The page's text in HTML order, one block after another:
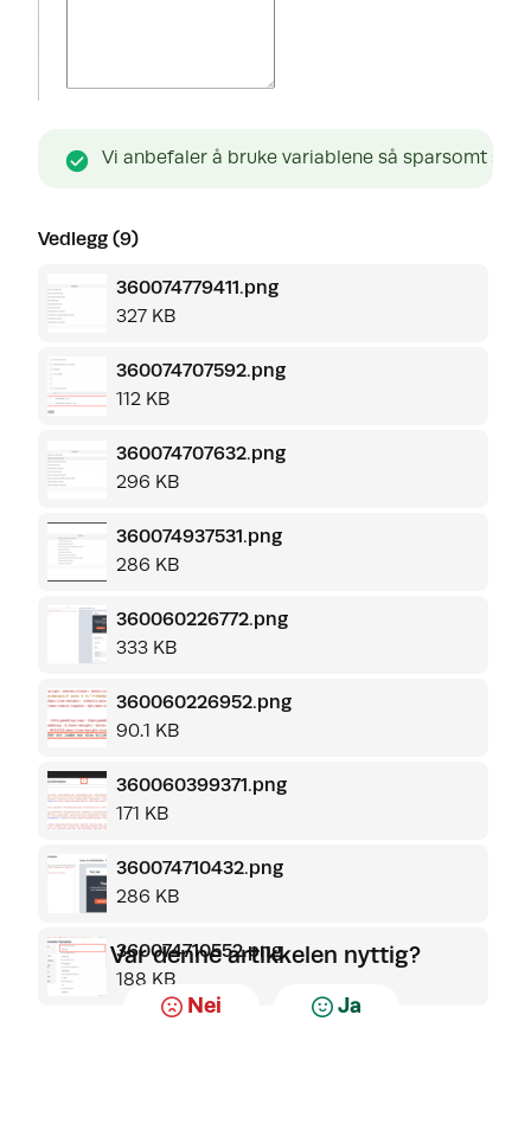
Vi anbefaler å bruke variablene så sparsomt
Vedlegg (9)
360074779411.png
327 KB
360074707592.png
112 KB
360074707632.png
296 KB
360074937531.png
286 KB
360060226772.png
333 KB
360060226952.png
90.1 KB
360060399371.png
171 KB
360074710432.png
286 KB
360074710552.png
188 KB
Var denne artikkelen nyttig?
Nei Ja